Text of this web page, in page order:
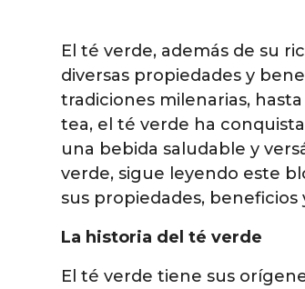
El té verde, además de su
diversas propiedades y
tradiciones milenarias,
tea, el té verde ha
una bebida saludable y
verde, sigue leyendo este
sus propiedades,
La historia del té verde
El té verde tiene sus